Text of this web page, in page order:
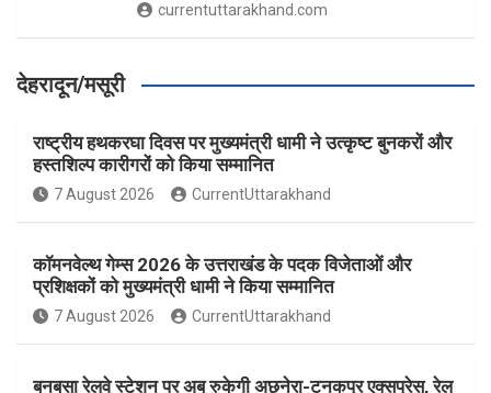
currentuttarakhand.com
देहरादून/मसूरी
राष्ट्रीय हथकरघा दिवस पर मुख्यमंत्री धामी ने उत्कृष्ट बुनकरों और
हस्तशिल्प कारीगरों को किया सम्मानित
7 August 2026 CurrentUttarakhand
कॉमनवेल्थ गेम्स 2026 के उत्तराखंड के पदक विजेताओं और
प्रशिक्षकों को मुख्यमंत्री धामी ने किया सम्मानित
7 August 2026 CurrentUttarakhand
बनबसा रेलवे स्टेशन पर अब रुकेगी अछनेरा-टनकपुर एक्सप्रेस, रेल